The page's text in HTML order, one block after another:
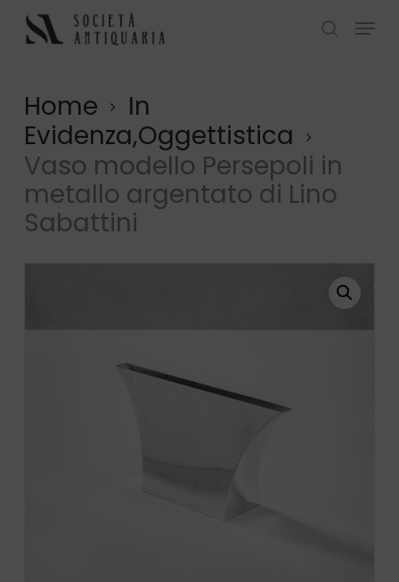
Skip
search
Menu
Home
In
Evidenza,Oggettistica
Vaso modello Persepoli in
metallo argentato di Lino
Sabattini